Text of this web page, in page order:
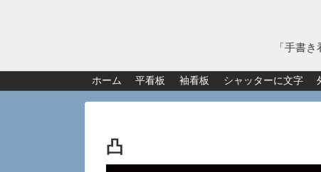
「手書
ホーム 平看板 袖看板 シャッターに文字
凸